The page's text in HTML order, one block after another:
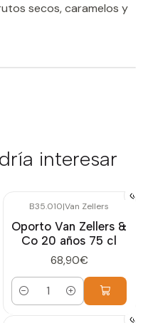
secos, caramelos y
interesar
B35.010|Van Zellers
Oporto Van Zellers &
Co 20 años 75 cl
68,90€
Cantidad